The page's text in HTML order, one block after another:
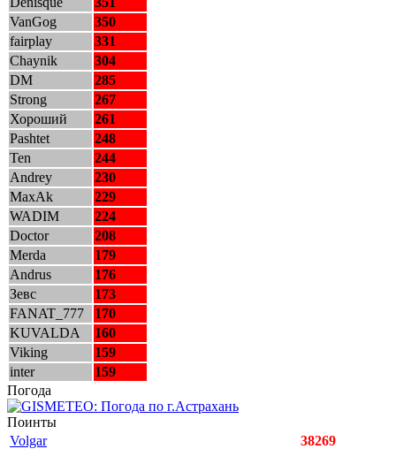
VanGog
350
fairplay
331
Chaynik
304
DM
285
Strong
267
Хороший
261
Pashtet
248
Ten
244
Andrey
230
MaxAk
229
WADIM
224
Doctor
208
Merda
179
Andrus
176
Зевс
173
FANAT_777
170
KUVALDA
160
Viking
159
inter
159
Погода
Поинты
Volgar
38269